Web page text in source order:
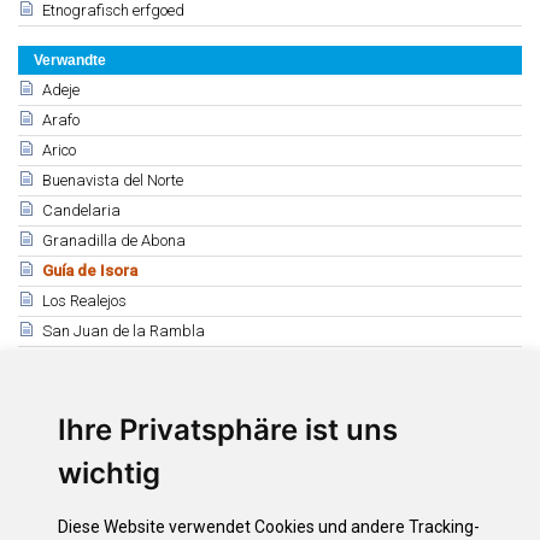
Ihre Privatsphäre ist uns
wichtig
Diese Website verwendet Cookies und andere Tracking-
Etnografisch erfgoed
Verwandte
Adeje
Arafo
Arico
Buenavista del Norte
Candelaria
Granadilla de Abona
Guía de Isora
Los Realejos
San Juan de la Rambla
Los Silos
Tegueste